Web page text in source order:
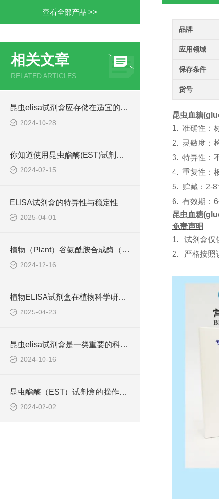
查看全部产品 >>
相关文章
RELATED ARTICLES
昆虫elisa试剂盒应存储在适宜的环境中
2024-10-28
你知道使用昆虫酯酶(EST)试剂盒的方法吗？
2024-02-15
ELISA试剂盒的特异性与稳定性
2025-04-01
植物（Plant）谷氨酰胺合成酶（GS）ELISA检测试剂盒说明书
2024-12-16
植物ELISA试剂盒在植物科学研究中发挥着重要作用
2025-04-23
昆虫elisa试剂盒是一类重要的科研耗材
2024-10-16
昆虫酯酶（EST）试剂盒的操作流程一般如下
2024-02-02
品牌
应用领域
保存条件
货号
昆虫血糖
1. 准确性：
2.
灵敏度：
3. 特异性：
4. 重复性：
5. 贮藏： 2-
6. 有效期：
昆虫血糖
免责声明
1.
试剂盒仅
2.
严格按照